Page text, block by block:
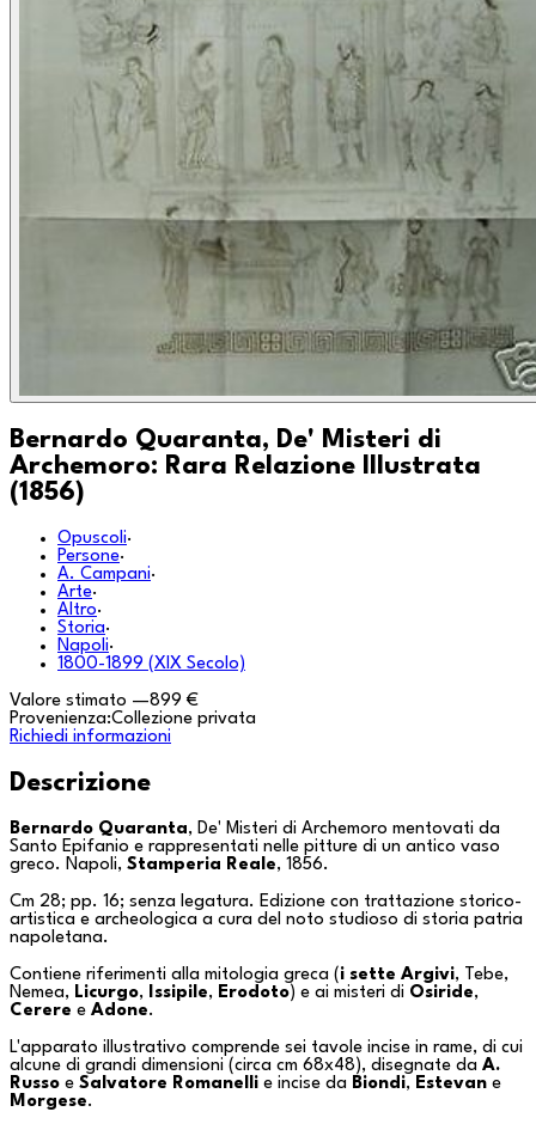
Bernardo Quaranta, De' Misteri di
Archemoro: Rara Relazione Illustrata
(1856)
Opuscoli·
Persone·
A. Campani·
Arte·
Altro·
Storia·
Napoli·
1800-1899 (XIX Secolo)
Valore stimato —899 €
Provenienza:Collezione privata
Richiedi informazioni
Descrizione
Bernardo Quaranta, De' Misteri di Archemoro mentovati da
Santo Epifanio e rappresentati nelle pitture di un antico vaso
greco. Napoli, Stamperia Reale, 1856.
Cm 28; pp. 16; senza legatura. Edizione con trattazione storico-
artistica e archeologica a cura del noto studioso di storia patria
napoletana.
Contiene riferimenti alla mitologia greca (i sette Argivi, Tebe,
Nemea, Licurgo, Issipile, Erodoto) e ai misteri di Osiride,
Cerere e Adone.
L'apparato illustrativo comprende sei tavole incise in rame, di cui
alcune di grandi dimensioni (circa cm 68x48), disegnate da A.
Russo e Salvatore Romanelli e incise da Biondi, Estevan e
Morgese.